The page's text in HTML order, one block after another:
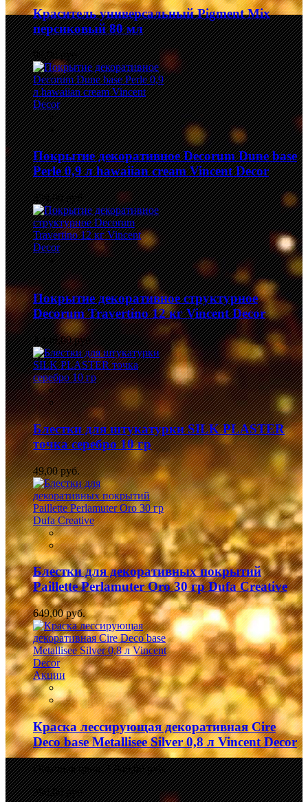
Краситель универсальный Pigment Mix
персиковый 80 мл
99,00 руб.
Покрытие декоративное Decorum Dune base
Perle 0,9 л hawaiian cream Vincent Decor
839,00 руб.
Покрытие декоративное структурное
Decorum Travertino 12 кг Vincent Decor
3 149,00 руб.
Блестки для штукатурки SILK PLASTER
точка серебро 10 гр
49,00 руб.
Блестки для декоративных покрытий
Paillette Perlamuter Oro 30 гр Dufa Creative
649,00 руб.
Акции
Краска лессирующая декоративная Cire
Deco base Metallisee Silver 0,8 л Vincent Decor
Обычная цена: 1 049,00 руб.
990,00 руб.